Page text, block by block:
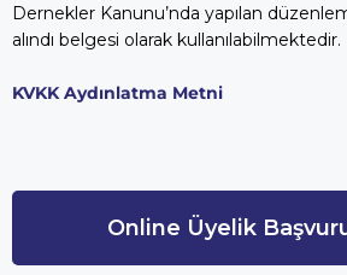
Dernekler Kanunu’nda yapılan
alındı belgesi olarak kullanılabilmektedir.
KVKK Aydınlatma Metni
Online Üyelik